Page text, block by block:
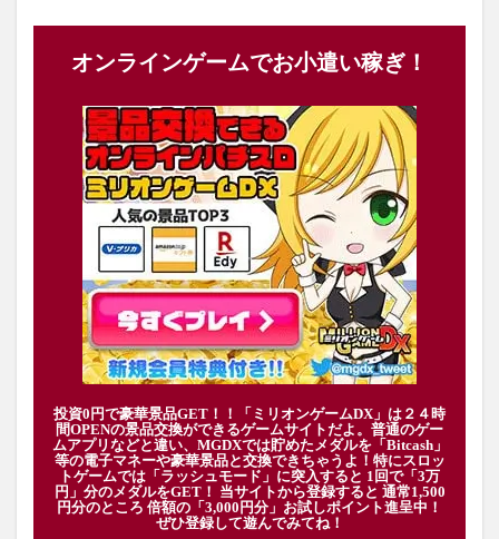
オンラインゲームでお小遣い稼ぎ！
投資0円で豪華景品GET！！「ミリオンゲームDX」は２４時
間OPENの景品交換ができるゲームサイトだよ。普通のゲー
ムアプリなどと違い、MGDXでは貯めたメダルを「Bitcash」
等の電子マネーや豪華景品と交換できちゃうよ！特にスロッ
トゲームでは「ラッシュモード」に突入すると 1回で「3万
円」分のメダルをGET！ 当サイトから登録すると 通常1,500
円分のところ 倍額の「3,000円分」お試しポイント進呈中！
ぜひ登録して遊んでみてね！